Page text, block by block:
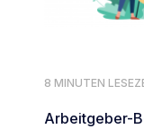
8 MINUTEN
Arbeitgeber-